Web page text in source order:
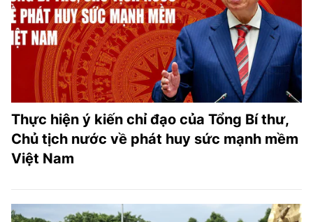
Thực hiện ý kiến chỉ đạo của Tổng Bí thư,
Chủ tịch nước về phát huy sức mạnh mềm
Việt Nam